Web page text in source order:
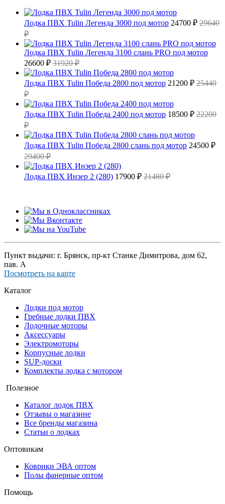
Лодка ПВХ Tulin Легенда 3000 под мотор 24700 ₽ 29640
₽
Лодка ПВХ Tulin Легенда 3100 слань PRO под мотор
26600 ₽ 31920 ₽
Лодка ПВХ Tulin Победа 2800 под мотор 21200 ₽ 25440
₽
Лодка ПВХ Tulin Победа 2400 под мотор 18500 ₽ 22200
₽
Лодка ПВХ Tulin Победа 2800 слань под мотор 24500 ₽
29400 ₽
Лодка ПВХ Инзер 2 (280) 17900 ₽ 21480 ₽
Пункт выдачи: г. Брянск, пр-кт Станке Димитрова, дом 62,
пав. А
Посмотреть на карте
Каталог
Лодки под мотор
Гребные лодки ПВХ
Лодочные моторы
Аксессуары
Электромоторы
Корпусные лодки
SUP-доски
Комплекты лодка с мотором
Полезное
Каталог лодок ПВХ
Отзывы о магазине
Все бренды магазина
Статьи о лодках
Оптовикам
Коврики ЭВА оптом
Полы фанерные оптом
Помощь